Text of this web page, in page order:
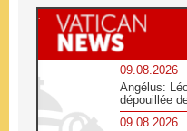
09.08.2026
Angélus:
dépouillée
09.08.2026